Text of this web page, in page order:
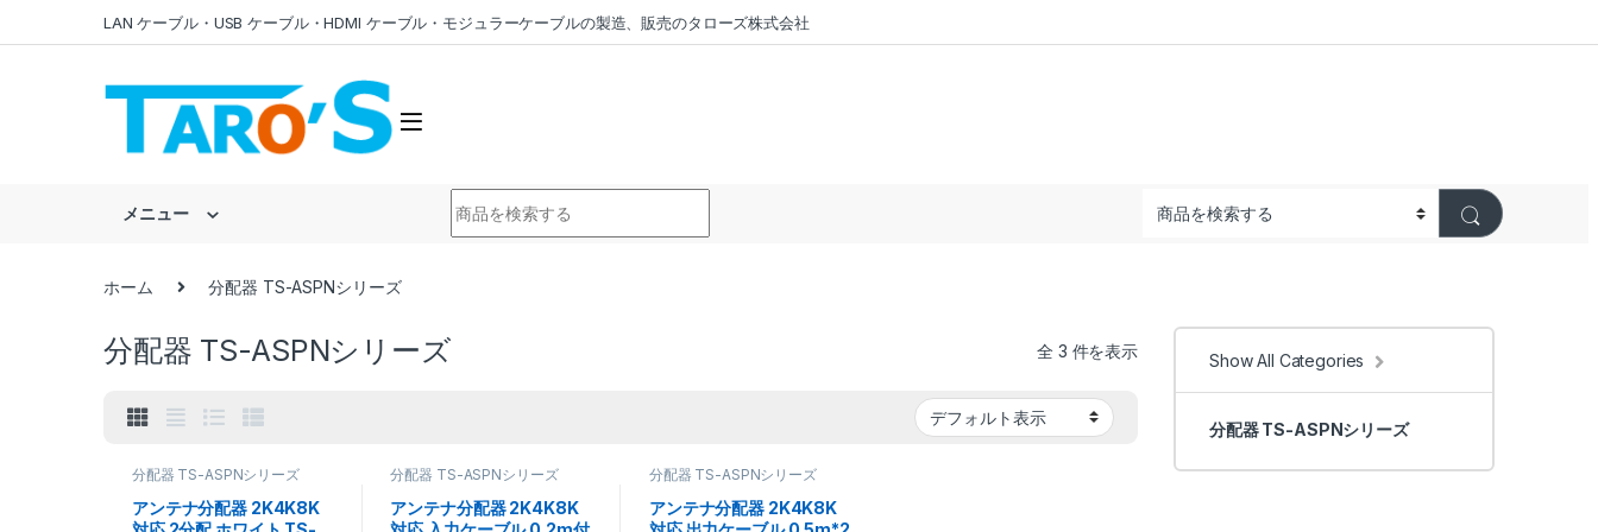
LAN ケーブル・USB ケーブル・HDMI ケーブル・モジュラーケーブルの製造、販売のタローズ株式会社
メニュー
ホーム 分配器 TS-ASPNシリーズ
分配器 TS-ASPNシリーズ 全 3 件を表示
分配器 TS-ASPNシリーズ
アンテナ分配器 2K4K8K
分配器 TS-ASPNシリーズ
アンテナ分配器 2K4K8K
分配器 TS-ASPNシリーズ
アンテナ分配器 2K4K8K
Show All Categories
分配器 TS-ASPNシリーズ